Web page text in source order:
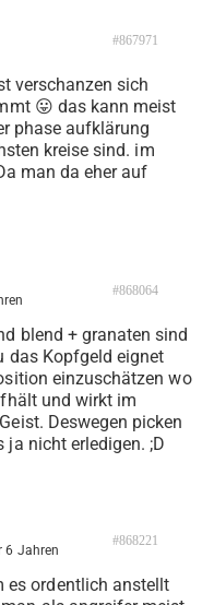
#867971
verschanzen sich
😛 das kann meist
phase aufklärung
kreise sind. im
man da eher auf
#868064
blend + granaten sind
das Kopfgeld eignet
einzuschätzen wo
und wirkt im
Deswegen picken
nicht erledigen. ;D
6 Jahren
#868221
es ordentlich anstellt